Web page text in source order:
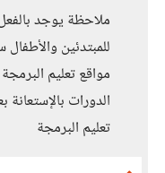
ملاحظة يوجد
للمبتدئين
مواقع تعليم
الدورات
تعليم البرمجة